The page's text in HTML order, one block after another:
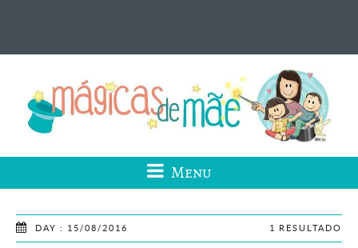
Menu
DAY : 15/08/2016 1 RESULTADO